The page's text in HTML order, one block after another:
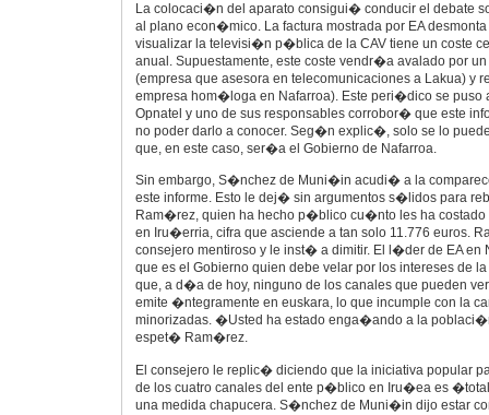
La colocaci�n del aparato consigui� conducir el debate
al plano econ�mico. La factura mostrada por EA
visualizar la televisi�n p�blica de la CAV tiene un coste
anual. Supuestamente, este coste vendr�a avalado por
(empresa que asesora en telecomunicaciones a Lakua) y
empresa hom�loga en Nafarroa). Este peri�dico se puso
Opnatel y uno de sus responsables corrobor� que este
no poder darlo a conocer. Seg�n explic�, solo se lo
que, en este caso, ser�a el Gobierno de Nafarroa.
Sin embargo, S�nchez de Muni�in acudi� a la
este informe. Esto le dej� sin argumentos s�lidos para
Ram�rez, quien ha hecho p�blico cu�nto les ha costado
en Iru�erria, cifra que asciende a tan solo 11.776 euros.
consejero mentiroso y le inst� a dimitir. El l�der de EA en
que es el Gobierno quien debe velar por los intereses de
que, a d�a de hoy, ninguno de los canales que pueden
emite �ntegramente en euskara, lo que incumple con la
minorizadas. �Usted ha estado enga�ando a la
espet� Ram�rez.
El consejero le replic� diciendo que la iniciativa popular
de los cuatro canales del ente p�blico en Iru�ea es
una medida chapucera. S�nchez de Muni�in dijo estar